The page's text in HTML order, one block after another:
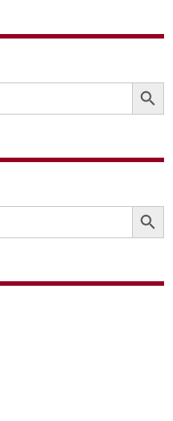
SEARCH
SEARCH